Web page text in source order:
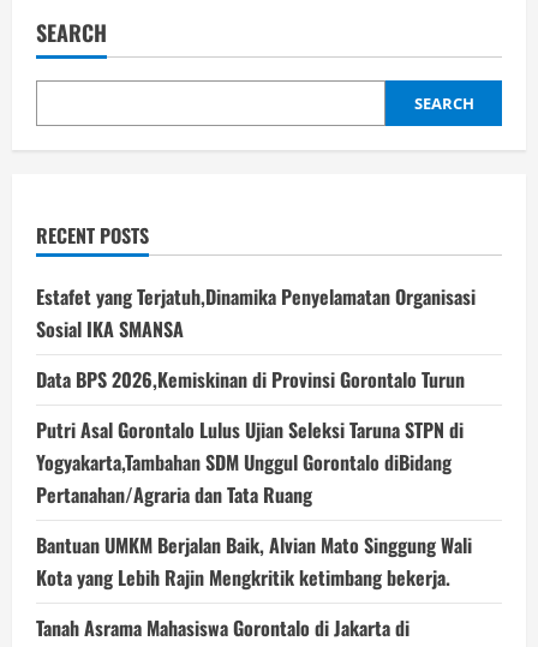
Sejarah
dan
SEARCH
SEARCH
RECENT POSTS
Estafet yang Terjatuh,Dinamika Penyelamatan Organisasi
Sosial IKA SMANSA
Data BPS 2026,Kemiskinan di Provinsi Gorontalo Turun
Putri Asal Gorontalo Lulus Ujian Seleksi Taruna STPN di
Yogyakarta,Tambahan SDM Unggul Gorontalo diBidang
Pertanahan/Agraria dan Tata Ruang
Bantuan UMKM Berjalan Baik, Alvian Mato Singgung Wali
Kota yang Lebih Rajin Mengkritik ketimbang bekerja.
Tanah Asrama Mahasiswa Gorontalo di Jakarta di